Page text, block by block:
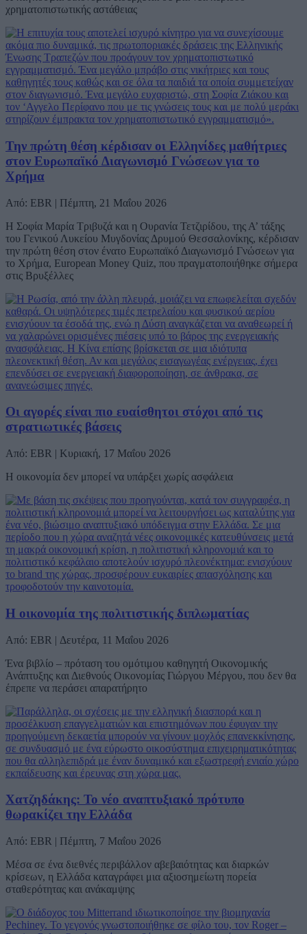
χρηματοπιστωτικής αστάθειας
Την πρώτη θέση κέρδισαν οι Ελληνίδες μαθήτριες
στον Ευρωπαϊκό Διαγωνισμό Γνώσεων για το
Χρήμα
Από: EBR | Πέμπτη, 21 Μαΐου 2026
Η Σοφία Μαρία Τριβυζά και η Ουρανία Τετζιρίδου, της Α’ τάξης
του Γενικού Λυκείου Μυγδονίας Δρυμού Θεσσαλονίκης, κέρδισαν
την πρώτη θέση στον ένατο Ευρωπαϊκό Διαγωνισμό Γνώσεων για
το Χρήμα, European Money Quiz, που πραγματοποιήθηκε σήμερα
στις Βρυξέλλες
Οι αγορές είναι πιο ευαίσθητοι στόχοι από τις
στρατιωτικές βάσεις
Από: EBR | Κυριακή, 17 Μαΐου 2026
Η οικονομία δεν μπορεί να υπάρξει χωρίς ασφάλεια
Η οικονομία της πολιτιστικής διπλωματίας
Από: EBR | Δευτέρα, 11 Μαΐου 2026
Ένα βιβλίο – πρόταση του ομότιμου καθηγητή Οικονομικής
Ανάπτυξης και Διεθνούς Οικονομίας Γιώργου Μέργου, που δεν θα
έπρεπε να περάσει απαρατήρητο
Χατζηδάκης: Το νέο αναπτυξιακό πρότυπο
θωρακίζει την Ελλάδα
Από: EBR | Πέμπτη, 7 Μαΐου 2026
Μέσα σε ένα διεθνές περιβάλλον αβεβαιότητας και διαρκών
κρίσεων, η Ελλάδα καταγράφει μια αξιοσημείωτη πορεία
σταθερότητας και ανάκαμψης